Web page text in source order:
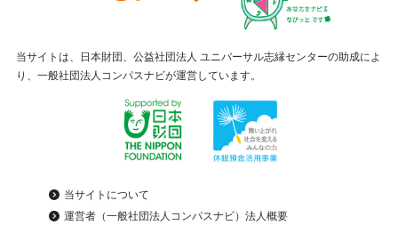
当サイトは、日本財団、公益社団法人 ユニバーサル志縁センターの助成によ
り、一般社団法人コンパスナビが運営しています。
当サイトについて
運営者（一般社団法人コンパスナビ）法人概要